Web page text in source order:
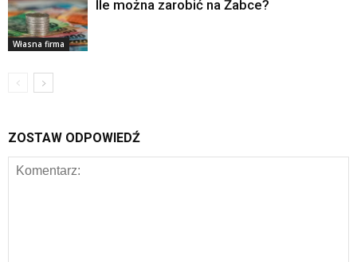
Własna firma
Ile można zarobić na Żabce?
ZOSTAW ODPOWIEDŹ